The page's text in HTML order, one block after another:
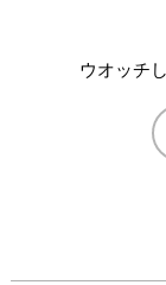
ウオッチ